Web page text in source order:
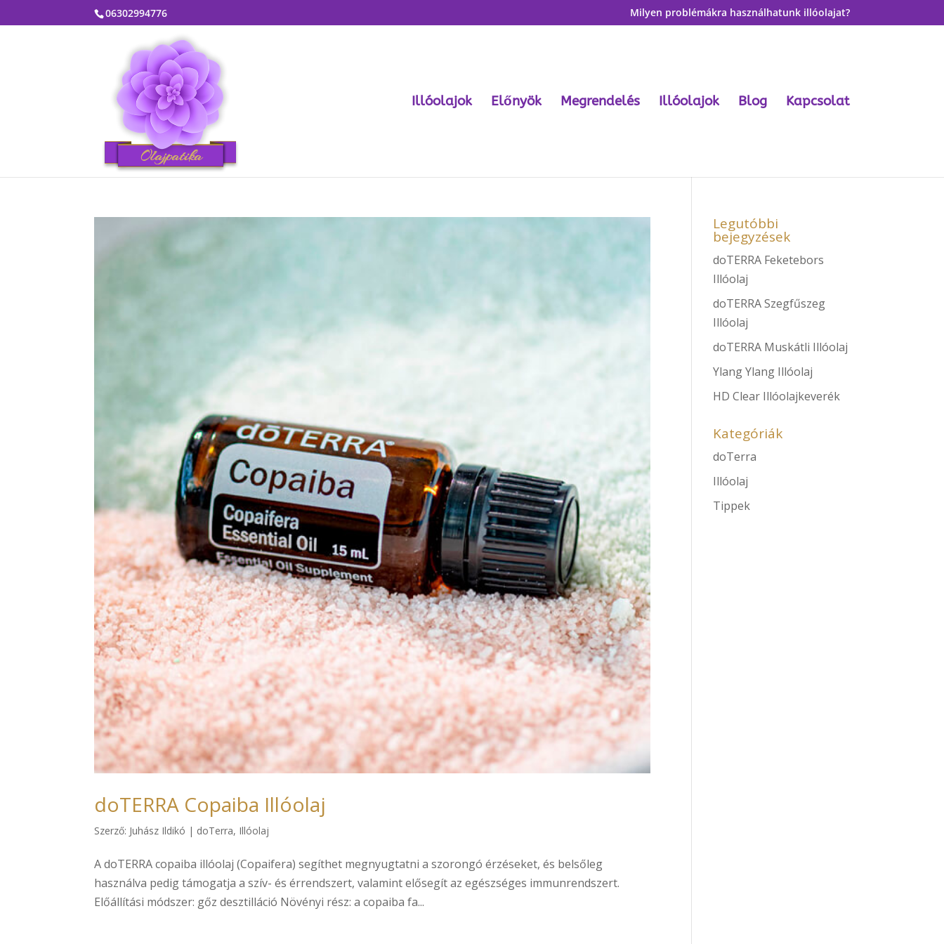
06302994776 Milyen problémákra használhatunk illóolajat?
Illóolajok Előnyök Megrendelés Illóolajok Blog Kapcsolat
doTERRA Copaiba Illóolaj
Szerző: Juhász Ildikó | doTerra, Illóolaj
A doTERRA copaiba illóolaj (Copaifera) segíthet megnyugtatni a szorongó érzéseket, és belsőleg
használva pedig támogatja a szív- és érrendszert, valamint elősegít az egészséges immunrendszert.
Előállítási módszer: gőz desztilláció Növényi rész: a copaiba fa...
Legutóbbi
bejegyzések
doTERRA Feketebors
Illóolaj
doTERRA Szegfűszeg
Illóolaj
doTERRA Muskátli Illóolaj
Ylang Ylang Illóolaj
HD Clear Illóolajkeverék
Kategóriák
doTerra
Illóolaj
Tippek